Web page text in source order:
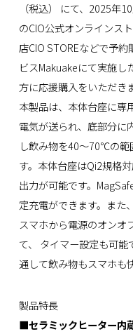
（税込） にて、2025年
のCIO公式オンラインス
店CIO STOREなどで予
ビスMakuakeにて実施し
方に応援購入をいただき
本製品は、本体台座に専
電気が送られ、底部分に
し飲み物を40～70℃の
す。本体台座はQi2規格
出力が可能です。
定充電ができます。また
スマホから電源のオンオ
て、 タイマー設定も可
通して飲み物もスマホも
製品特長
■セラミックヒーター内